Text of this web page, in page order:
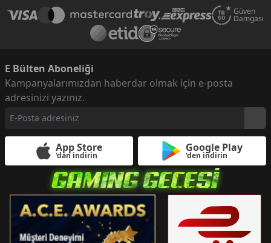
Güven
Damgası
E Bülten Aboneliği
Kampanyalarımızdan haberdar olmak için e-posta
adresinizi yazınız.
App Store
'dan indirin
Google Play
'den indirin